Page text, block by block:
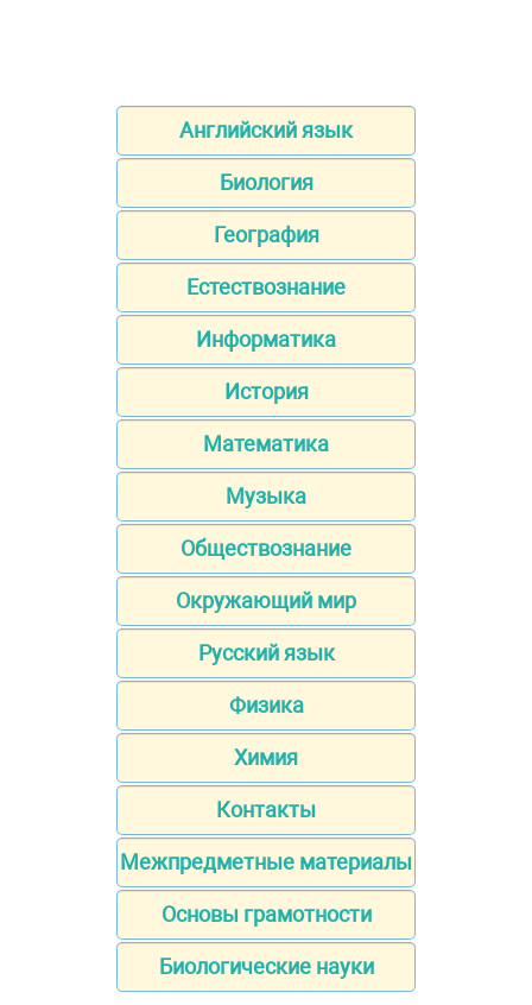
Английский язык
Биология
География
Естествознание
Информатика
История
Математика
Музыка
Обществознание
Окружающий мир
Русский язык
Физика
Химия
Контакты
Межпредметные материалы
Основы грамотности
Биологические науки